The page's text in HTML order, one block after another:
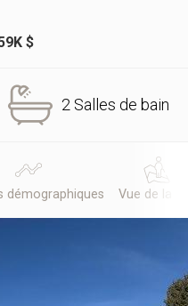
$
2 Salles de bain
démographiques Vue de la